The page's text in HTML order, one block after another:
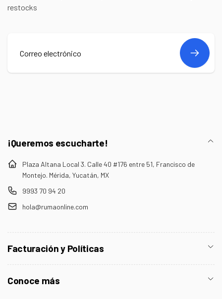
restocks
Correo
¡Queremos escucharte!
Plaza Altana Local 3. Calle 40 #176 entre 51, Francisco de
Montejo. Mérida, Yucatán, MX
9993 70 94 20
hola@rumaonline.com
Facturación y Políticas
Conoce más